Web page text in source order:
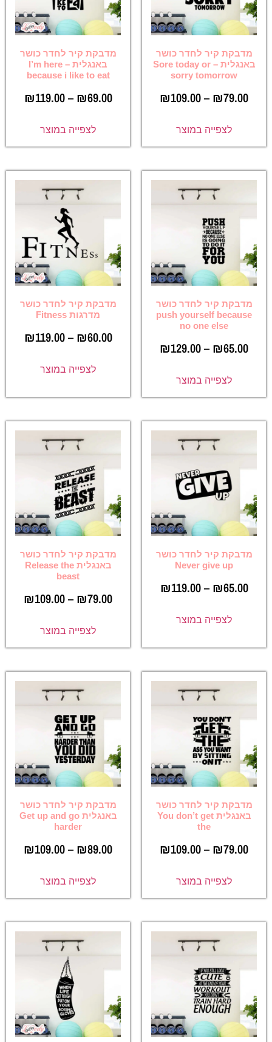
מדבקת קיר לחדר כושר
באנגלית – Sore today or
sorry tomorrow
₪79.00
–
₪109.00
לצפייה במוצר
מדבקת קיר לחדר כושר
באנגלית – I’m here
because i like to eat
₪69.00
–
₪119.00
לצפייה במוצר
מדבקת קיר לחדר כושר
push yourself because
no one else
₪65.00
–
₪129.00
לצפייה במוצר
מדבקת קיר לחדר כושר
מדרגות Fitness
₪60.00
–
₪119.00
לצפייה במוצר
מדבקת קיר לחדר כושר
Never give up
₪65.00
–
₪119.00
לצפייה במוצר
מדבקת קיר לחדר כושר
באנגלית Release the
beast
₪79.00
–
₪109.00
לצפייה במוצר
מדבקת קיר לחדר כושר
באנגלית You don’t get
the
₪79.00
–
₪109.00
לצפייה במוצר
מדבקת קיר לחדר כושר
באנגלית Get up and go
harder
₪89.00
–
₪109.00
לצפייה במוצר